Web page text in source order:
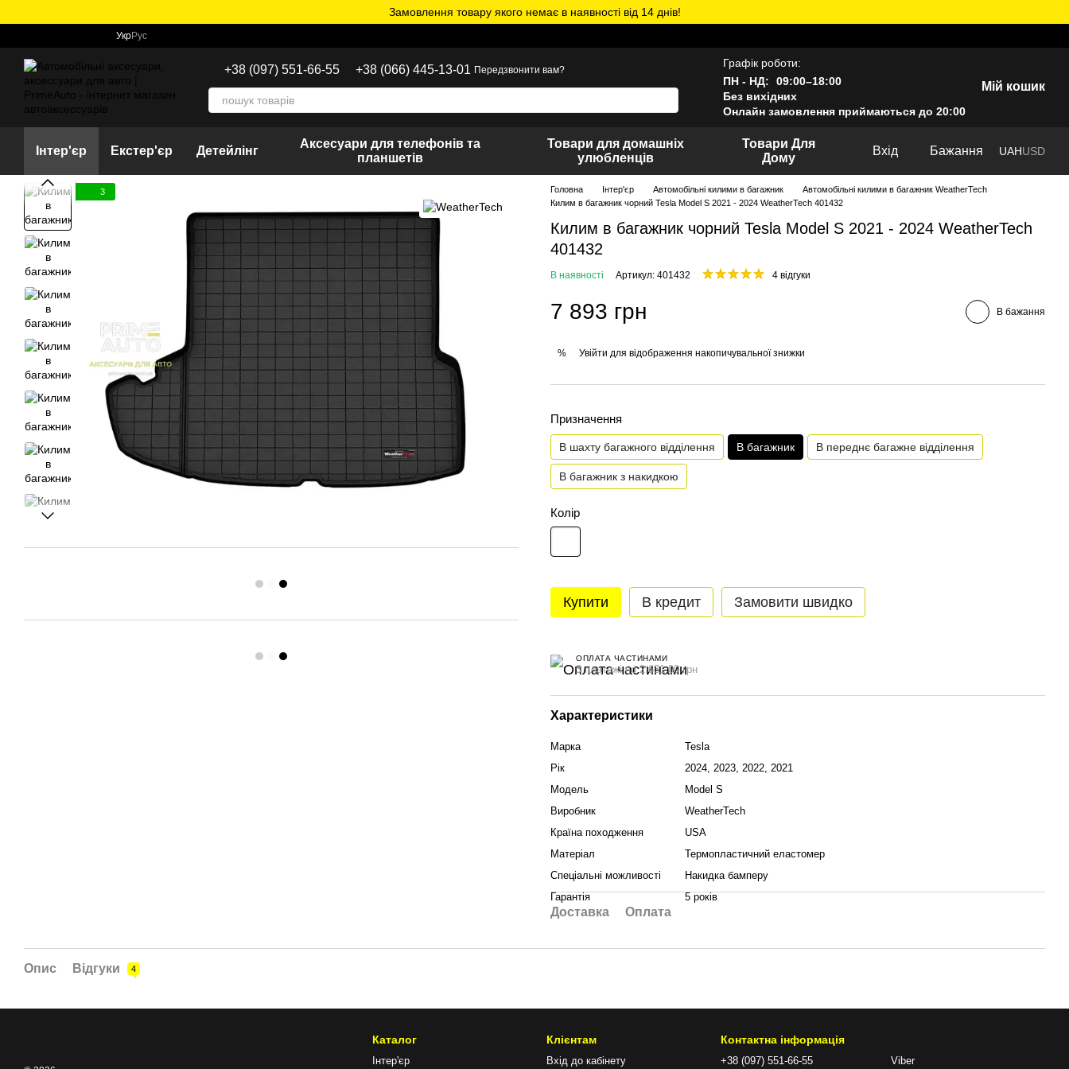
Замовлення товару якого немає в наявності від 14 днів!
УкрРус
+38 (097) 551-66-55 +38 (066) 445-13-01 Передзвонити вам?
Графік роботи:
ПН - НД:
09:00–18:00
Без вихідних
Онлайн замовлення приймаються до 20:00
Мій кошик
Інтер'єр Екстер'єр Детейлінг
Аксесуари для телефонів та
планшетів
Товари для домашніх
улюбленців
Товари Для
Дому
Вхід Бажання UAHUSD
3 Головна Інтер'єр Автомобільні килими в багажник
Автомобільні килими в багажник WeatherTech
Килим в багажник чорний Tesla Model S 2021 - 2024 WeatherTech 401432
Килим в багажник чорний Tesla Model S 2021 - 2024 WeatherTech
401432
В наявності Артикул: 401432 4 відгуки
7 893 грн В бажання
% Увійти для відображення накопичувальної знижки
Призначення
В шахту багажного відділення В багажник В переднє багажне відділення
В багажник з накидкою
Колір
Купити В кредит Замовити швидко
ОПЛАТА ЧАСТИНАМИ
3 платежі по 2 631.00 грн
Характеристики
Марка
Tesla
Рік
2024, 2023, 2022, 2021
Модель
Model S
Виробник
WeatherTech
Країна походження
USA
Матеріал
Термопластичний еластомер
Спеціальні можливості
Накидка бамперу
Гарантія
5 років
Доставка Оплата
Опис Відгуки 4
Каталог
Інтер'єр
Клієнтам
Вхід до кабінету
Контактна інформація
+38 (097) 551-66-55 Viber